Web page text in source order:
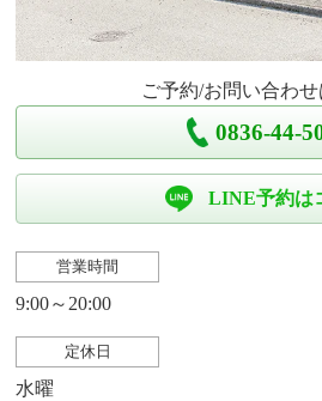
ご予約/お問い合わ
0836-44-
LINE予約は
営業時間
9:00～20:00
定休日
水曜